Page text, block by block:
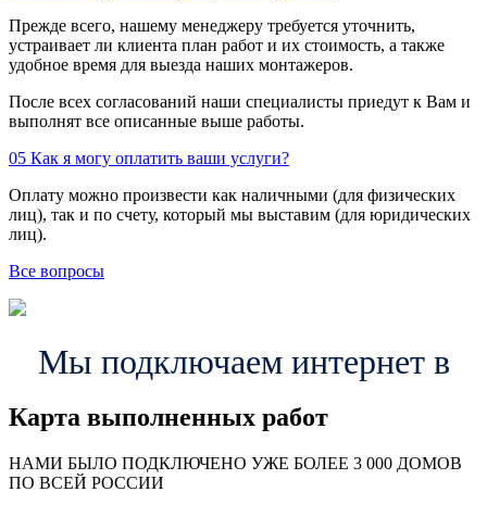
Прежде всего, нашему менеджеру требуется уточнить,
устраивает ли клиента план работ и их стоимость, а также
удобное время для выезда наших монтажеров.
После всех согласований наши специалисты приедут к Вам и
выполнят все описанные выше работы.
05 Как я могу оплатить ваши услуги?
Оплату можно произвести как наличными (для физических
лиц), так и по счету, который мы выставим (для юридических
лиц).
Все вопросы
Мы подключаем интернет в
Карта выполненных работ
НАМИ БЫЛО ПОДКЛЮЧЕНО УЖЕ БОЛЕЕ 3 000 ДОМОВ
ПО ВСЕЙ РОССИИ
57
99
48